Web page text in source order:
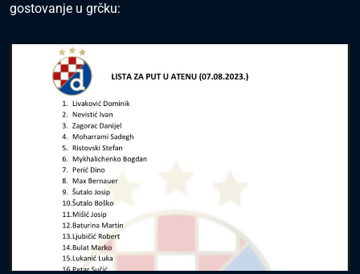
gostovanje u grčku: